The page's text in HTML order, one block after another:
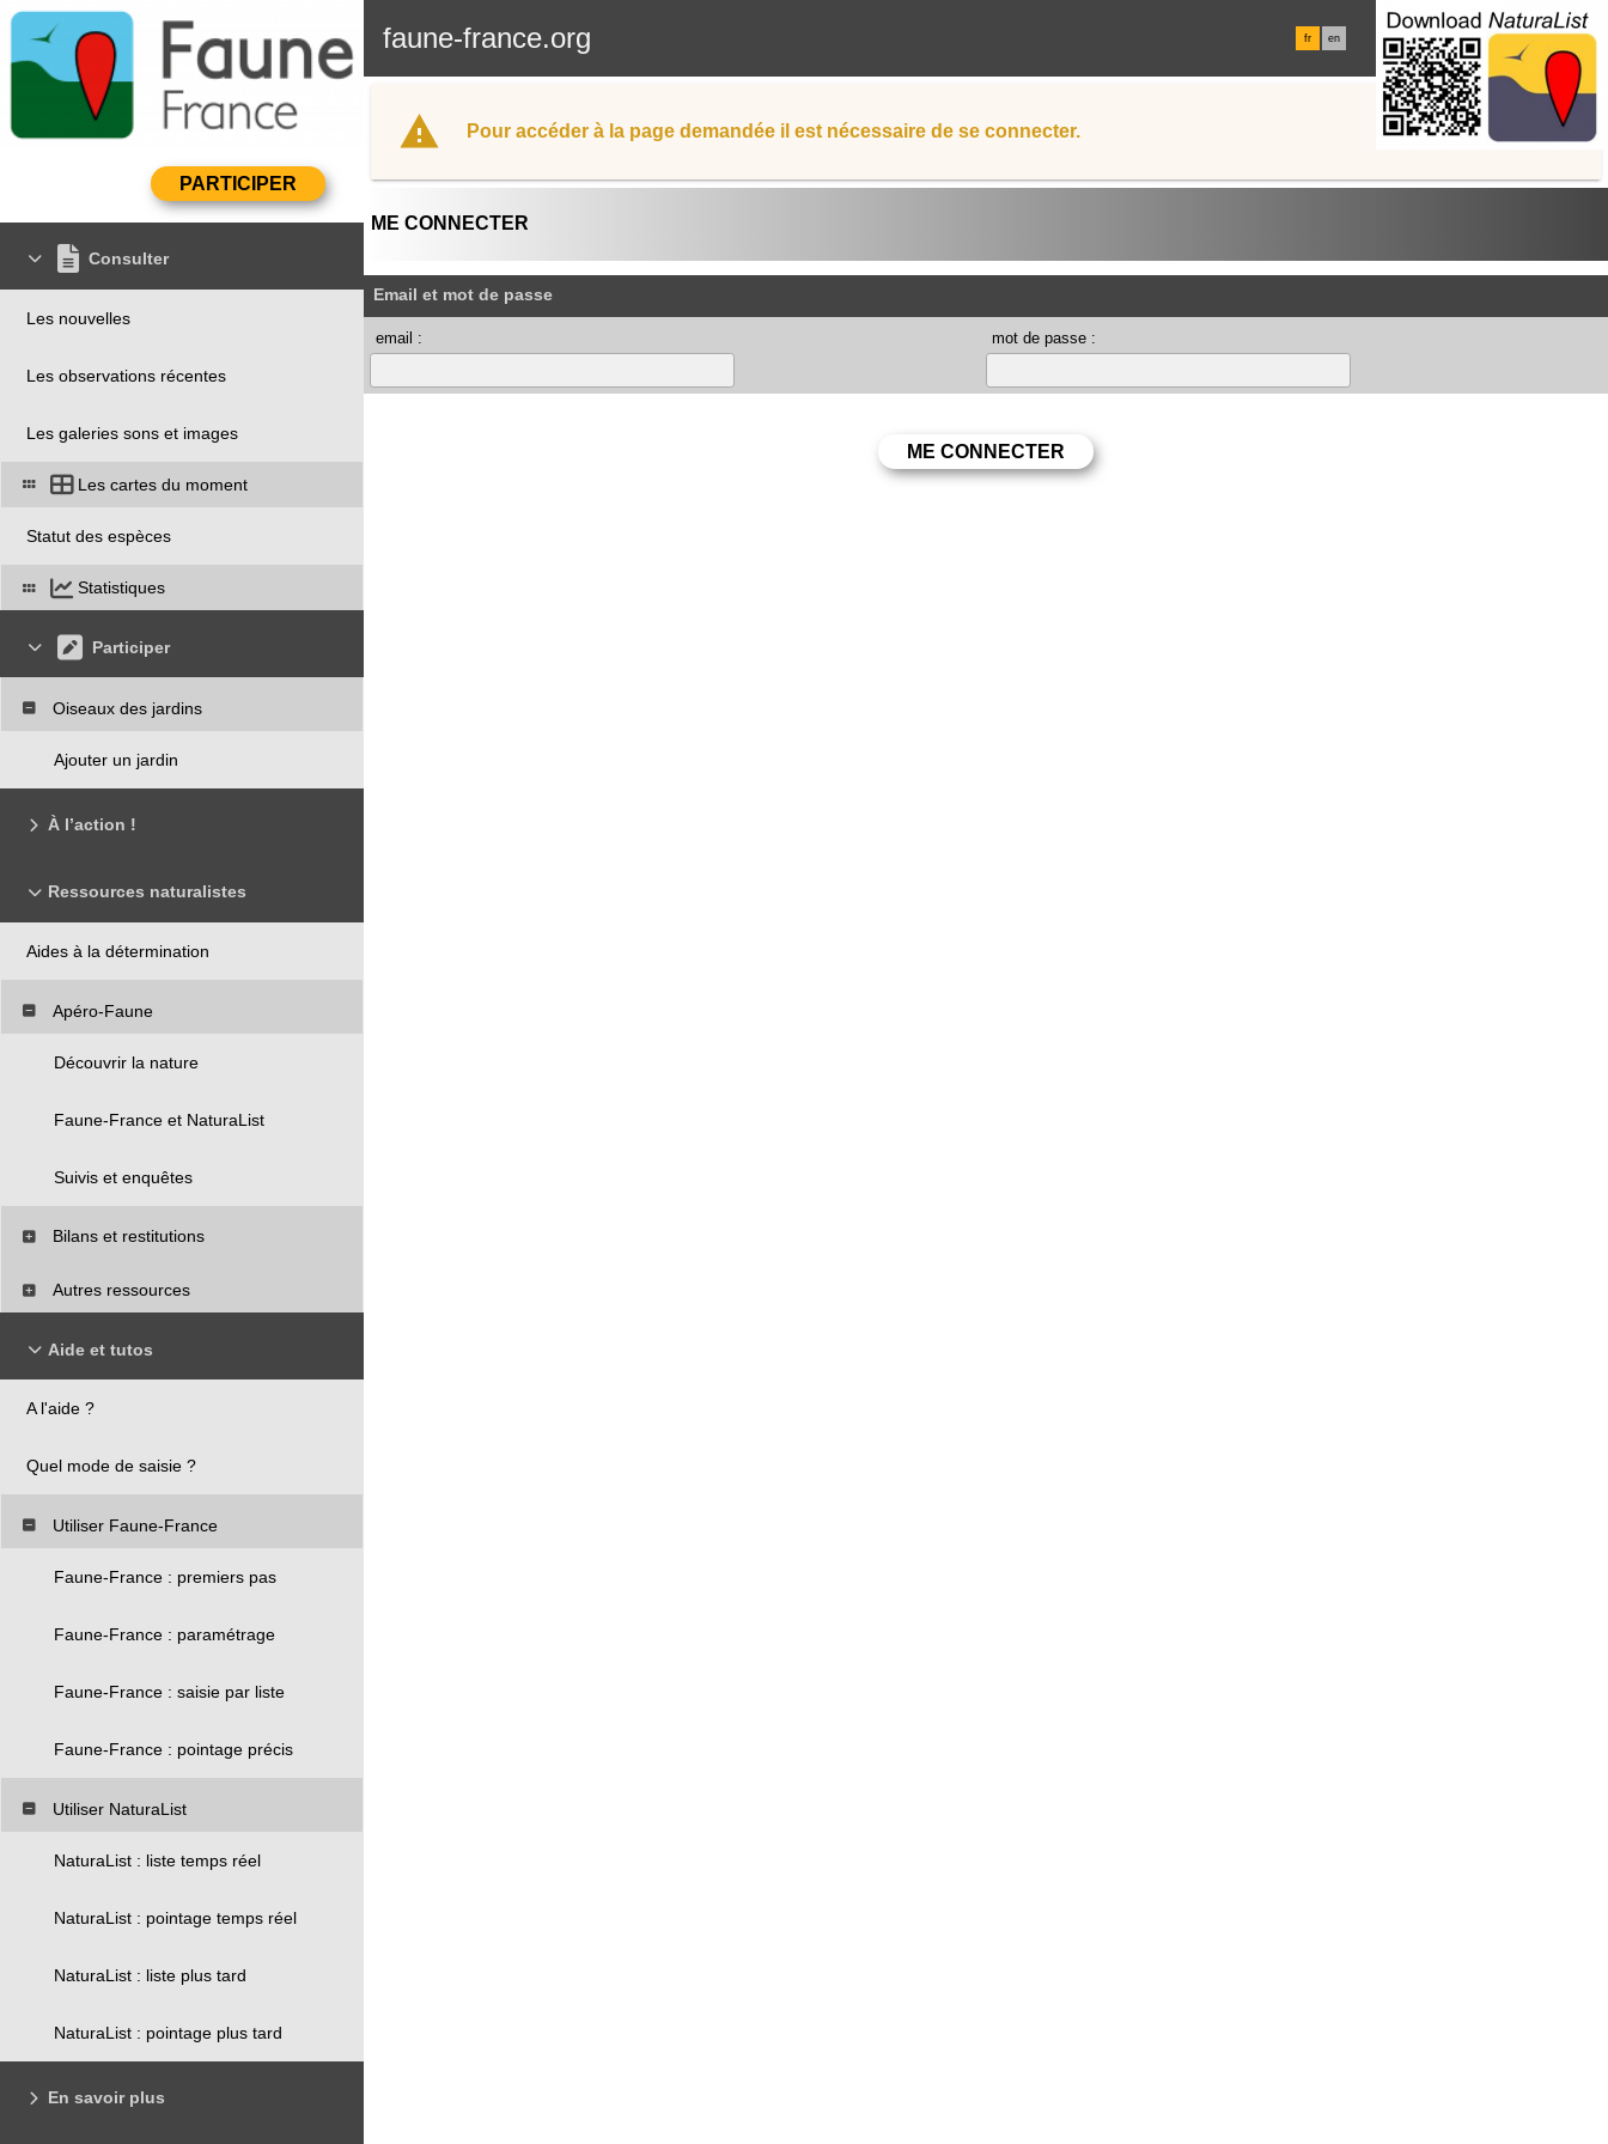
faune-france.org fr en
Consulter
Les nouvelles
Les observations récentes
Les galeries sons et images
Les cartes du moment
Statut des espèces
Statistiques
Participer
Oiseaux des jardins
Ajouter un jardin
À l’action !
Ressources naturalistes
Aides à la détermination
Apéro-Faune
Découvrir la nature
Faune-France et NaturaList
Suivis et enquêtes
Bilans et restitutions
Autres ressources
Aide et tutos
A l'aide ?
Quel mode de saisie ?
Utiliser Faune-France
Faune-France : premiers pas
Faune-France : paramétrage
Faune-France : saisie par liste
Faune-France : pointage précis
Utiliser NaturaList
NaturaList : liste temps réel
NaturaList : pointage temps réel
NaturaList : liste plus tard
NaturaList : pointage plus tard
En savoir plus
Pour accéder à la page demandée il est nécessaire de se connecter.
ME CONNECTER
Email et mot de passe
email : mot de passe :